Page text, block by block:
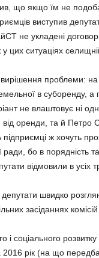
що якщо їм не
висту­пив
не укладені
цих си­туаціях
вирішення проб­леми:
в субо­ренду,
не влаш­товує ні
оренди, та й Петро
ж хочуть
бо в по­рядність та
відмовили в усіх
швидко
засіданнях
і соціального
2016 рік (на що